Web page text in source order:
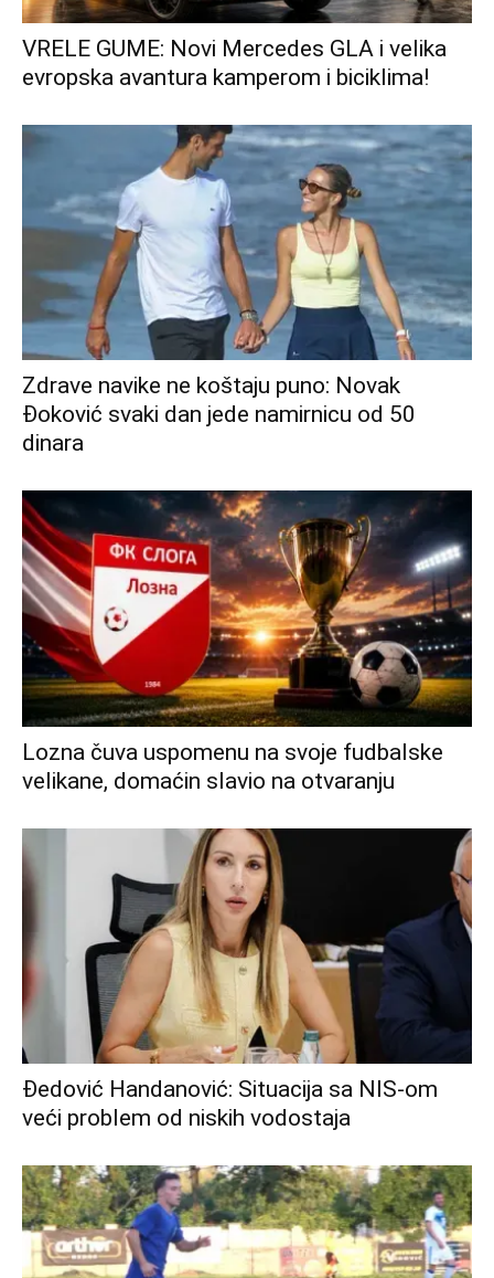
VRELE GUME: Novi Mercedes GLA i velika
evropska avantura kamperom i biciklima!
Zdrave navike ne koštaju puno: Novak
Đoković svaki dan jede namirnicu od 50
dinara
Lozna čuva uspomenu na svoje fudbalske
velikane, domaćin slavio na otvaranju
Đedović Handanović: Situacija sa NIS-om
veći problem od niskih vodostaja